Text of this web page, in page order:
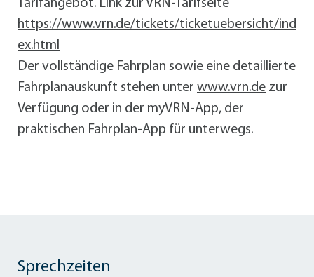
Tarifangebot. Link zur VRN-Tarifseite
https://www.vrn.de/tickets/ticketuebersicht/ind
ex.html
Der vollständige Fahrplan sowie eine detaillierte
Fahrplanauskunft stehen unter www.vrn.de zur
Verfügung oder in der myVRN-App, der
praktischen Fahrplan-App für unterwegs.
Sprechzeiten